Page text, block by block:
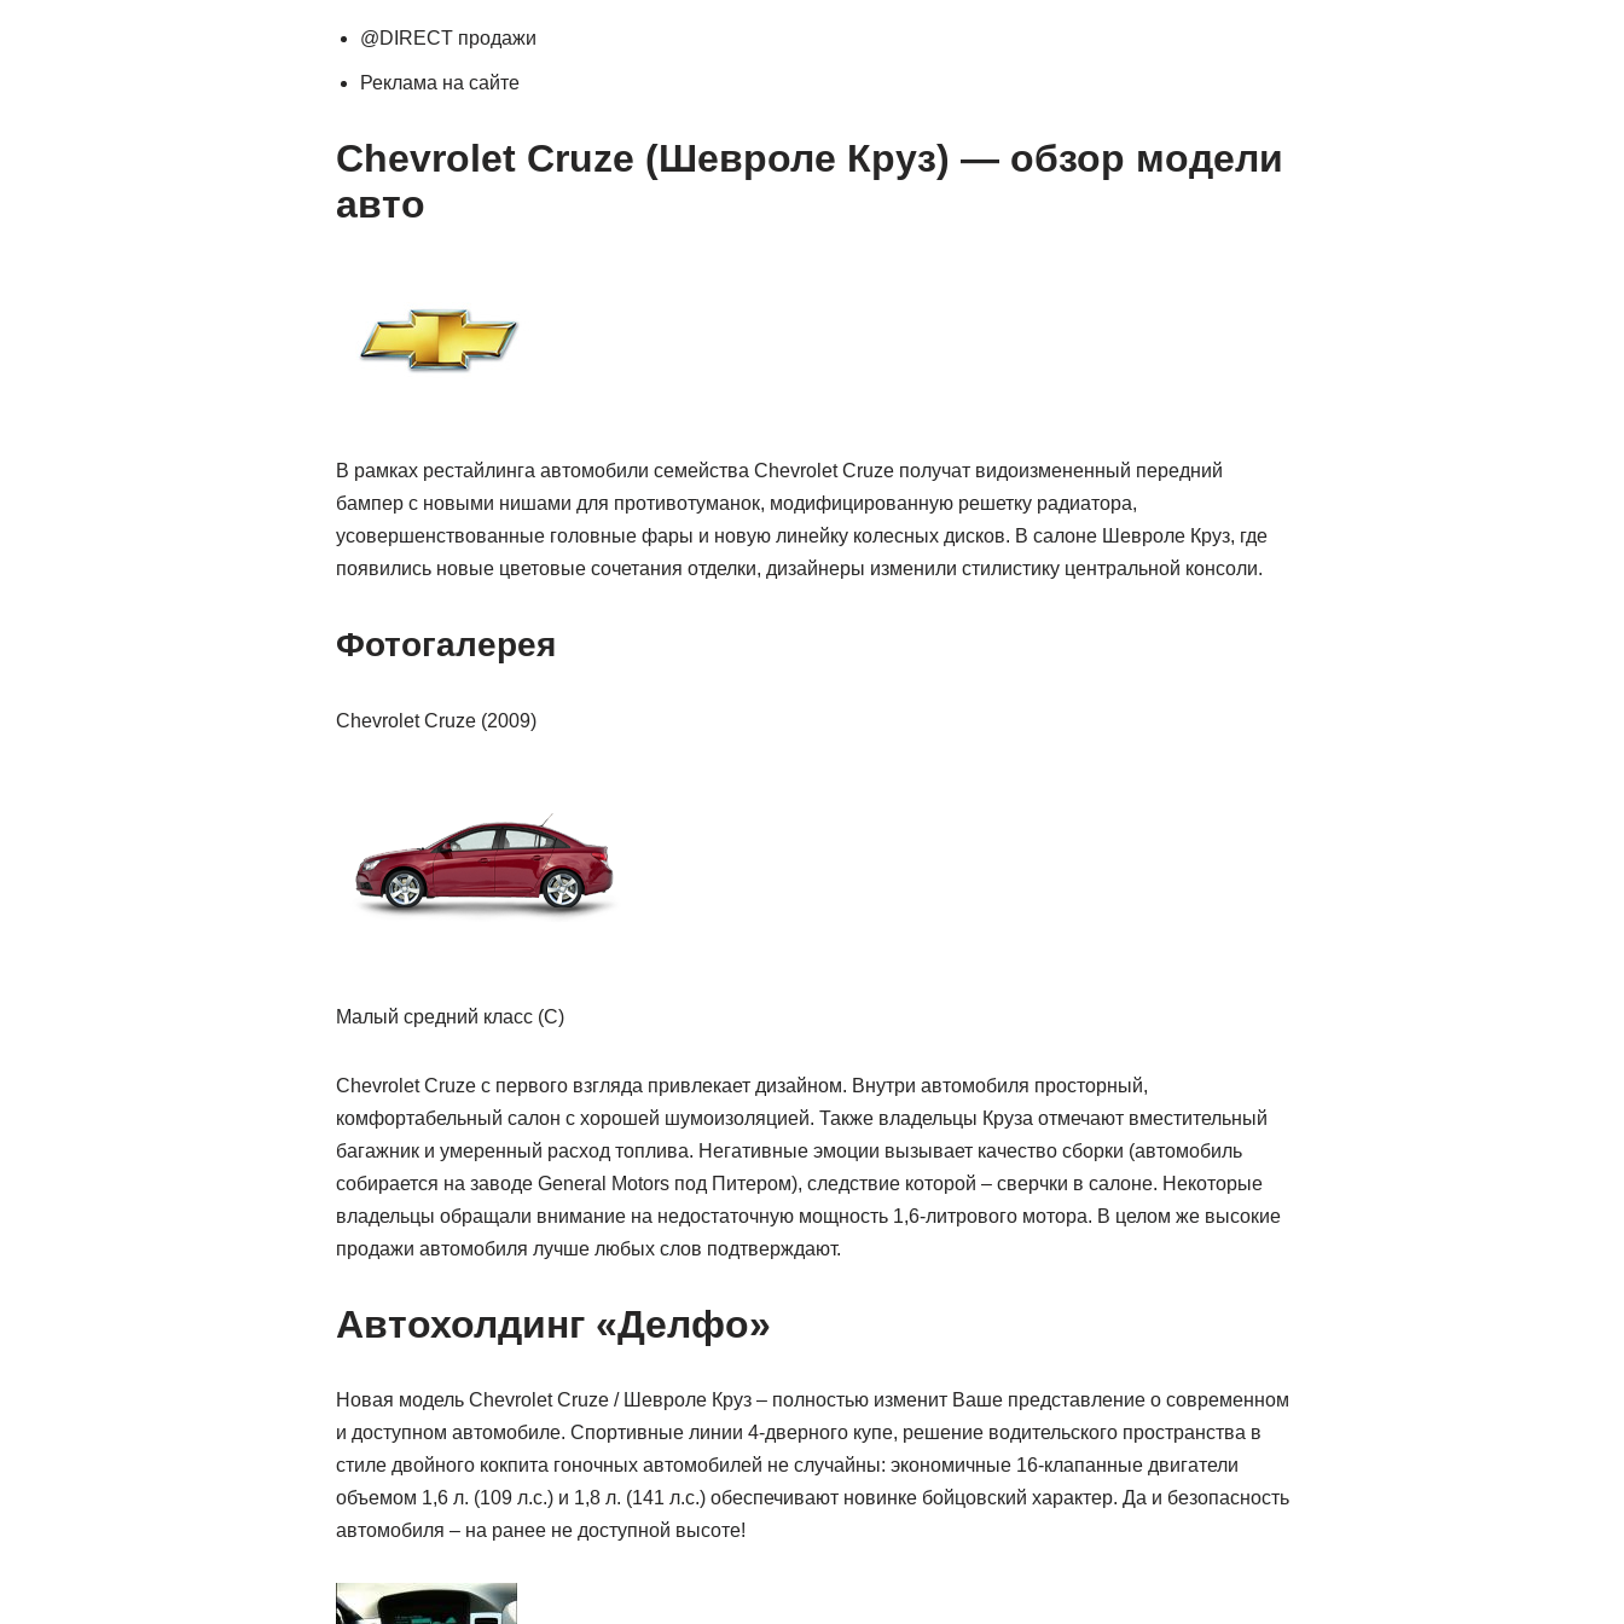
@DIRECT продажи
Реклама на сайте
Chevrolet Cruze (Шевроле Круз) — обзор модели
авто
В рамках рестайлинга автомобили семейства Chevrolet Cruze получат видоизмененный передний
бампер с новыми нишами для противотуманок, модифицированную решетку радиатора,
усовершенствованные головные фары и новую линейку колесных дисков. В салоне Шевроле Круз, где
появились новые цветовые сочетания отделки, дизайнеры изменили стилистику центральной консоли.
Фотогалерея
Chevrolet Cruze (2009)
Малый средний класс (C)
Chevrolet Cruze с первого взгляда привлекает дизайном. Внутри автомобиля просторный,
комфортабельный салон с хорошей шумоизоляцией. Также владельцы Круза отмечают вместительный
багажник и умеренный расход топлива. Негативные эмоции вызывает качество сборки (автомобиль
собирается на заводе General Motors под Питером), следствие которой – сверчки в салоне. Некоторые
владельцы обращали внимание на недостаточную мощность 1,6-литрового мотора. В целом же высокие
продажи автомобиля лучше любых слов подтверждают.
Автохолдинг «Делфо»
Новая модель Chevrolet Cruze / Шевроле Круз – полностью изменит Ваше представление о современном
и доступном автомобиле. Спортивные линии 4-дверного купе, решение водительского пространства в
стиле двойного кокпита гоночных автомобилей не случайны: экономичные 16-клапанные двигатели
объемом 1,6 л. (109 л.с.) и 1,8 л. (141 л.с.) обеспечивают новинке бойцовский характер. Да и безопасность
автомобиля – на ранее не доступной высоте!